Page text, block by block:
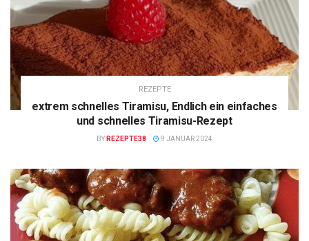
REZEPTE
extrem schnelles Tiramisu, Endlich ein einfaches
und schnelles Tiramisu-Rezept
BY REZEPTE38 9 JANUAR 2024